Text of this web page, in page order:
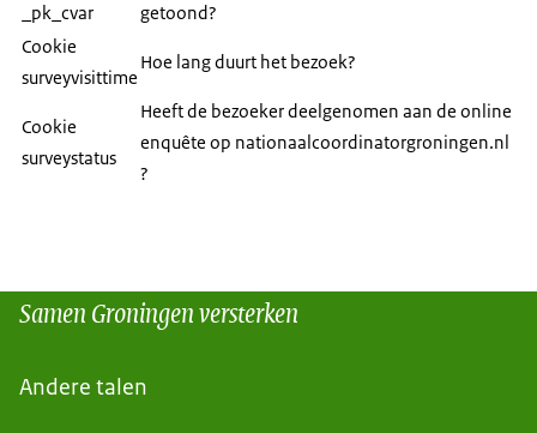
_pk_cvar
getoond?
Cookie
surveyvisittime
Hoe lang duurt het bezoek?
Cookie
surveystatus
Heeft de bezoeker deelgenomen aan de online
enquête op nationaalcoordinatorgroningen.nl
?
Samen Groningen versterken
Andere talen